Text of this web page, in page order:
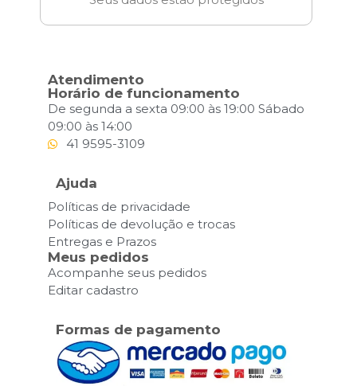
Atendimento
Horário de funcionamento
De segunda a sexta 09:00 às 19:00 Sábado
09:00 às 14:00
41 9595-3109
Ajuda
Políticas de privacidade
Políticas de devolução e trocas
Entregas e Prazos
Meus pedidos
Acompanhe seus pedidos
Editar cadastro
Formas de pagamento